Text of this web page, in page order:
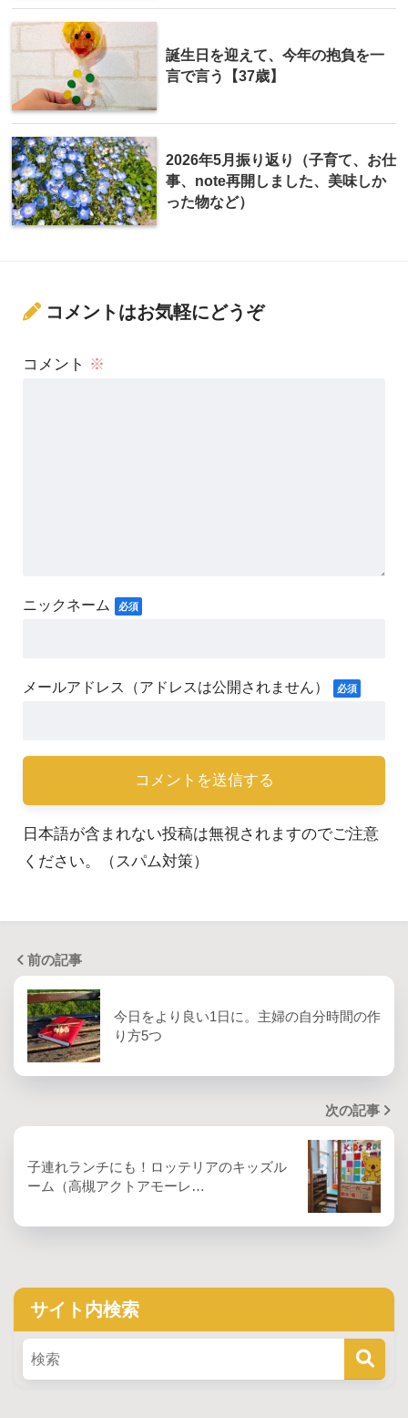
誕生日を迎えて、今年の抱負を一
言で言う【37歳】
2026年5月振り返り（子育て、お仕
事、note再開しました、美味しか
った物など）
コメントはお気軽にどうぞ
コメント ※
日本語が含まれない投稿は無視されますのでご注意
ください。（スパム対策）
前の記事
今日をより良い1日に。主婦の自分時間の作
り方5つ
次の記事
子連れランチにも！ロッテリアのキッズル
ーム（高槻アクトアモーレ…
サイト内検索